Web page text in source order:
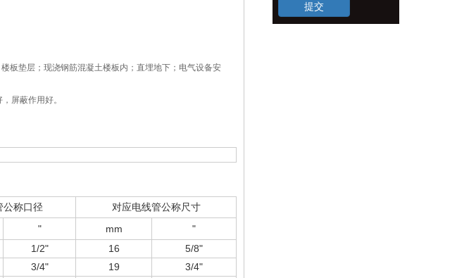
板垫层；现浇钢筋混凝土楼板内；直埋地下；电气设备安
屏蔽作用好。
公称口径
对应电线管公称尺寸
" mm
"
1/2" 16
5/8"
3/4" 19
3/4"
提交